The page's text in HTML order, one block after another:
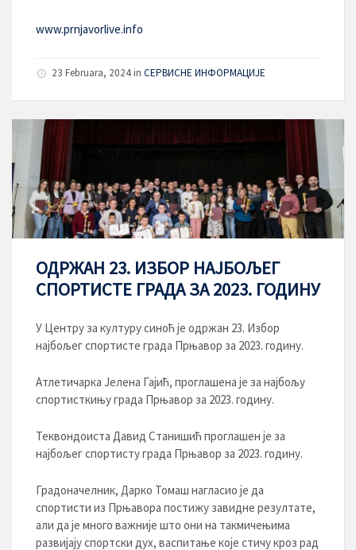
www.prnjavorlive.info
23 Februara, 2024in СЕРВИСНЕ ИНФОРМАЦИЈЕ
ОДРЖАН 23. ИЗБОР НАЈБОЉЕГ
СПОРТИСТЕ ГРАДА ЗА 2023. ГОДИНУ
У Центру за културу синоћ је одржан 23. Избор
најбољег спортисте града Прњавор за 2023. годину.
Атлетичарка Јелена Гајић, проглашена је за најбољу
спортисткињу града Прњавор за 2023. годину.
Теквондоиста Давид Станишић проглашен је за
најбољег спортисту града Прњавор за 2023. годину.
Градоначелник, Дарко Томаш нагласио је да
спортисти из Прњавора постижу завидне резултате,
али да је много важније што они на такмичењима
развијају спортски дух, васпитање које стичу кроз рад